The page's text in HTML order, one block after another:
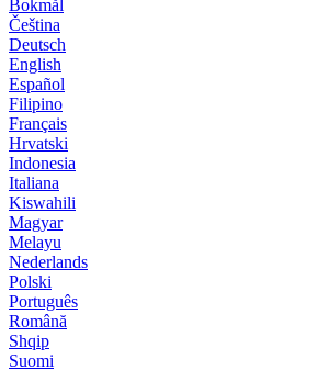
Bokmål
Čeština
Deutsch
English
Español
Filipino
Français
Hrvatski
Indonesia
Italiana
Kiswahili
Magyar
Melayu
Nederlands
Polski
Português
Română
Shqip
Suomi